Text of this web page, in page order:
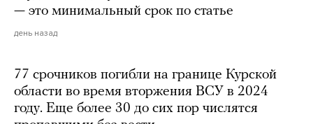
— это минимальный срок по статье
день назад
77 срочников погибли на границе Курской
области во время вторжения ВСУ в 2024
году. Еще более 30 до сих пор числятся